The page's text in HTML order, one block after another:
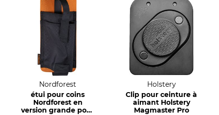
Nordforest
étui pour coins
Nordforest en
version grande pour
Holstery
Clip pour ceinture à
aimant Holstery
Magmaster Pro